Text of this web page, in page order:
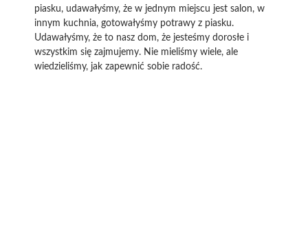
piasku, udawałyśmy, że w jednym miejscu jest salon, w
innym kuchnia, gotowałyśmy potrawy z piasku.
Udawałyśmy, że to nasz dom, że jesteśmy dorosłe i
wszystkim się zajmujemy. Nie mieliśmy wiele, ale
wiedzieliśmy, jak zapewnić sobie radość.